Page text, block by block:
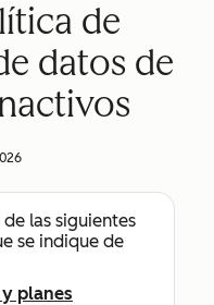
de
datos de
las siguientes
se indique de
planes